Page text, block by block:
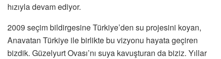
hızıyla devam ediyor.
2009 seçim bildirgesine Türkiye’den su projesini koyan,
Anavatan Türkiye ile birlikte bu vizyonu hayata geçiren
bizdik. Güzelyurt Ovası’nı suya kavuşturan da biziz. Yıllar